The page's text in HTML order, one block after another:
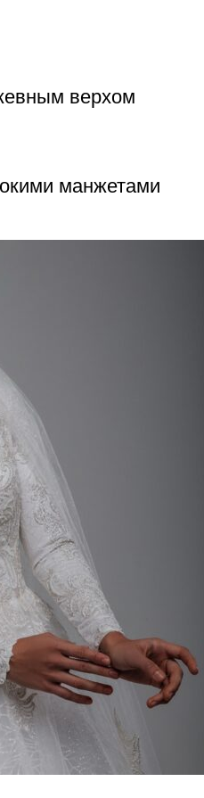
верхом
манжетами